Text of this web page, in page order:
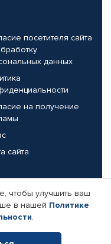
посетителя сайта
данных
на получение
сайта
компании
чтобы улучшить ваш
в нашей Политике
.